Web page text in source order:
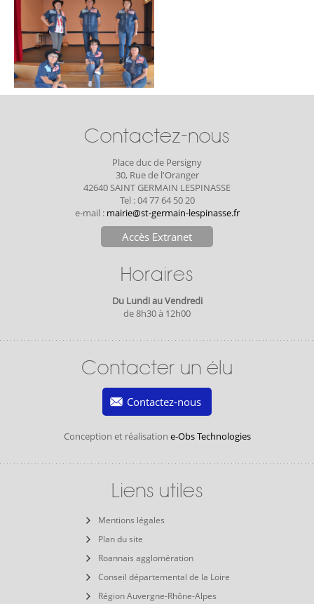
Contactez-nous
Place duc de Persigny
30, Rue de l'Oranger
42640 SAINT GERMAIN LESPINASSE
Tel : 04 77 64 50 20
e-mail : mairie@st-germain-lespinasse.fr
Accès Extranet
Horaires
Du Lundi au Vendredi
de 8h30 à 12h00
Contacter un élu
Contactez-nous
Conception et réalisation e-Obs Technologies
Liens utiles
Mentions légales
Plan du site
Roannais agglomération
Conseil départemental de la Loire
Région Auvergne-Rhône-Alpes